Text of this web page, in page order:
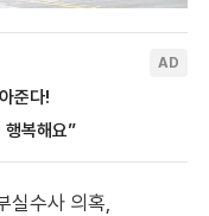
실수사 의혹,